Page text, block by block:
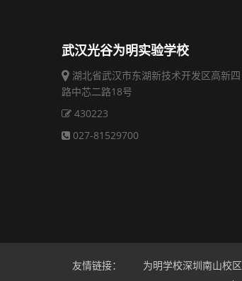
武汉光谷为明实验学校
湖北省武汉市东湖新技术开发区高新四
路中芯二路18号
430223
027-81529700
友情链接： 为明学校深圳南山校区